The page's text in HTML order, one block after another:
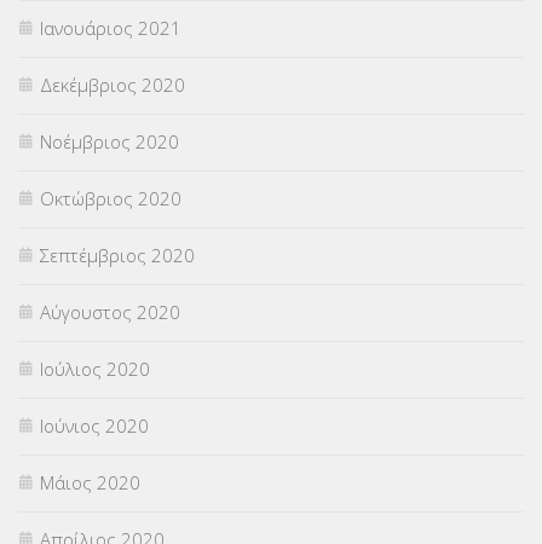
Ιανουάριος 2021
Δεκέμβριος 2020
Νοέμβριος 2020
Οκτώβριος 2020
Σεπτέμβριος 2020
Αύγουστος 2020
Ιούλιος 2020
Ιούνιος 2020
Μάιος 2020
Απρίλιος 2020